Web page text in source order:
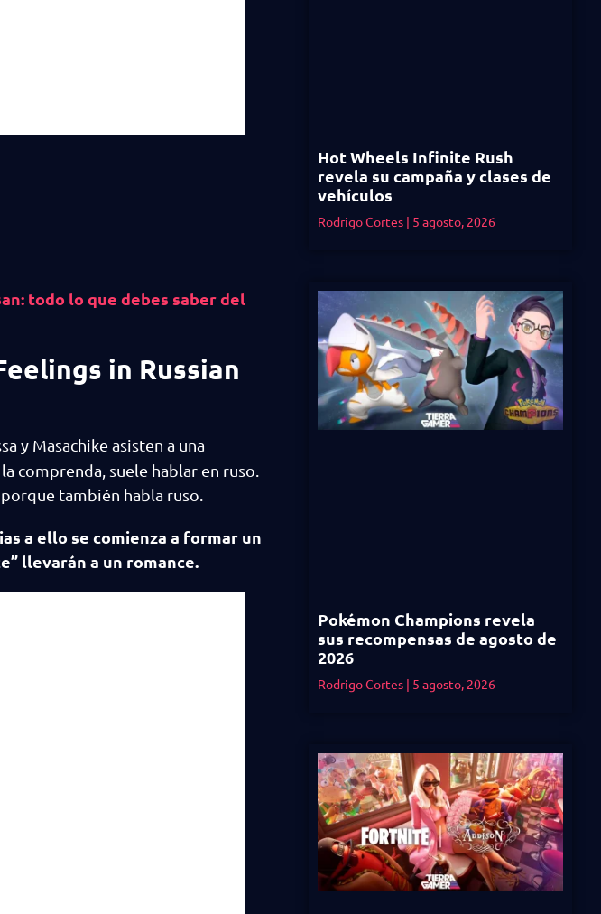
todo lo que debes saber del
in Russian
y Masachike asisten a una
comprenda, suele hablar en ruso.
también habla ruso.
a ello se comienza a formar un
llevarán a un romance.
Hot Wheels Infinite Rush
revela su campaña y clases de
vehículos
Rodrigo Cortes 5 agosto, 2026
Pokémon Champions revela
sus recompensas de agosto de
2026
Rodrigo Cortes 5 agosto, 2026